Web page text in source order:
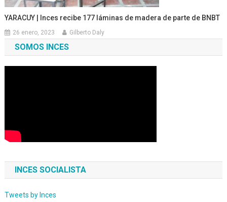
YARACUY | Inces recibe 177 láminas de madera de parte de BNBT
26 enero, 2023 Gilberto Daly
SOMOS INCES
INCES SOCIALISTA
Tweets by Inces